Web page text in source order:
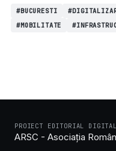
#BUCURESTI
#MOBILITATE
PROIECT EDITORIAL
ARSC - Asociația